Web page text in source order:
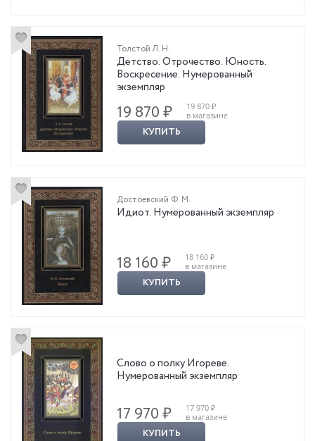
Толстой Л. Н.
Детство. Отрочество. Юность.
Воскресение. Нумерованный
экземпляр
19 870 ₽
19 870 ₽
в магазине
КУПИТЬ
Достоевский Ф. М.
Идиот. Нумерованный экземпляр
18 160 ₽
18 160 ₽
в магазине
КУПИТЬ
Слово о полку Игореве.
Нумерованный экземпляр
17 970 ₽
17 970 ₽
в магазине
КУПИТЬ